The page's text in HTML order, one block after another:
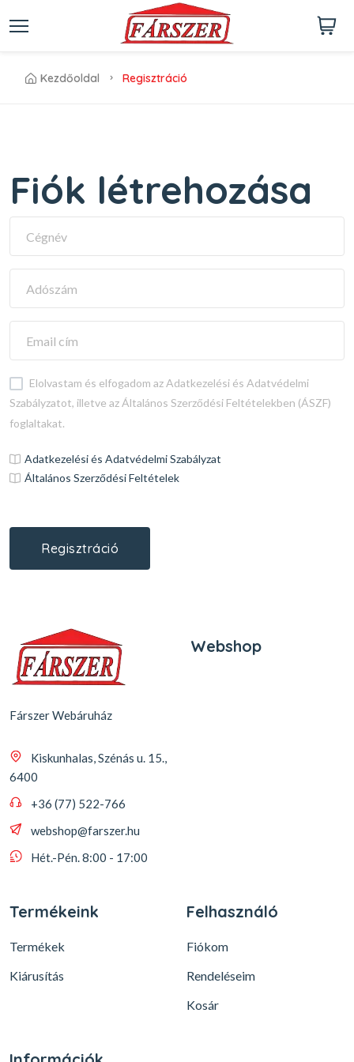
kezdőoldal regisztráció
Fiók létrehozása
Elolvastam és elfogadom az Adatkezelési és Adatvédelmi
Szabályzatot, illetve az Általános Szerződési Feltételekben (ÁSZF)
foglaltakat.
Adatkezelési és Adatvédelmi Szabályzat
Általános Szerződési Feltételek
Regisztráció
Fárszer Webáruház
Kiskunhalas, Szénás u. 15.,
6400
+36 (77) 522-766
webshop@farszer.hu
Hét.-Pén. 8:00 - 17:00
Webshop
Termékeink
Termékek
Kiárusítás
Felhasználó
Fiókom
Rendeléseim
Kosár